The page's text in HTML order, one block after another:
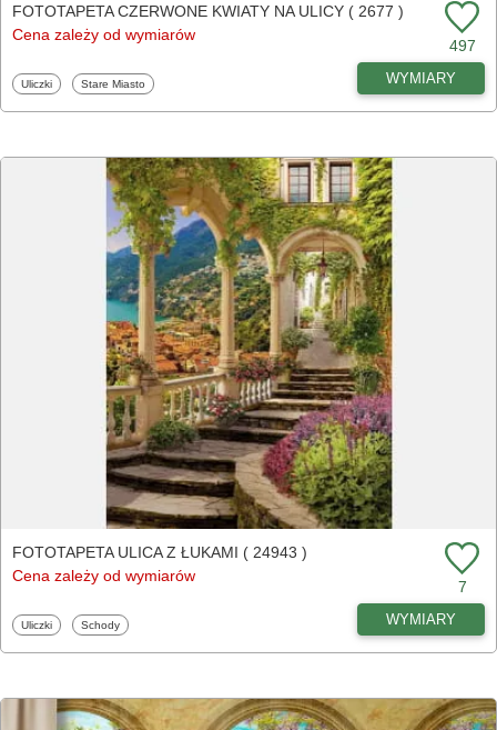
FOTOTAPETA CZERWONE KWIATY NA ULICY ( 2677 )
Cena zależy od wymiarów
497
Fototapety
Uliczki Fototapety
Stare Miasto WYMIARY
FOTOTAPETA ULICA Z ŁUKAMI ( 24943 )
Cena zależy od wymiarów
7
Fototapety
Uliczki Fototapety
Schody WYMIARY